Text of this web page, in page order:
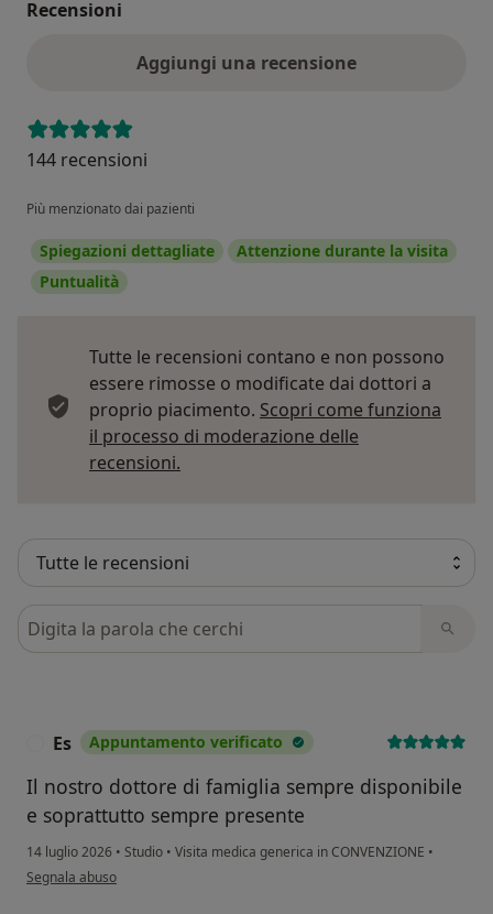
Recensioni
Aggiungi una recensione
144 recensioni
Più menzionato dai pazienti
Spiegazioni dettagliate
Attenzione durante la visita
Puntualità
Tutte le recensioni contano e non possono
essere rimosse o modificate dai dottori a
proprio piacimento. Scopri come funziona
il processo di moderazione delle
recensioni.
Cerca nelle recensioni
Es Appuntamento verificato
Il nostro dottore di famiglia sempre disponibile
e soprattutto sempre presente
14 luglio 2026 • Studio • Visita medica generica in CONVENZIONE •
secondo l'opinione dell'utente Es
Segnala abuso